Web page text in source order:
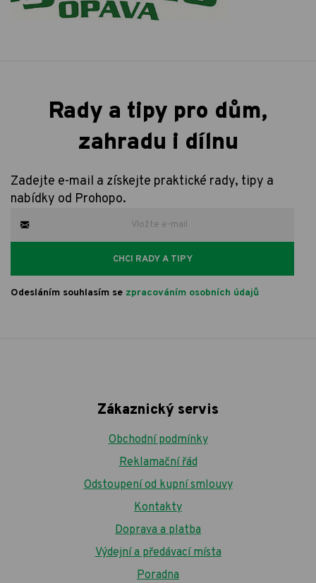
Rady a tipy pro dům,
zahradu i dílnu
Zadejte e-mail a získejte praktické rady, tipy a
nabídky od Prohopo.
CHCI RADY A TIPY
Odesláním souhlasím se zpracováním osobních údajů
Zákaznický servis
Obchodní podmínky
Reklamační řád
Odstoupení od kupní smlouvy
Kontakty
Doprava a platba
Výdejní a předávací místa
Poradna